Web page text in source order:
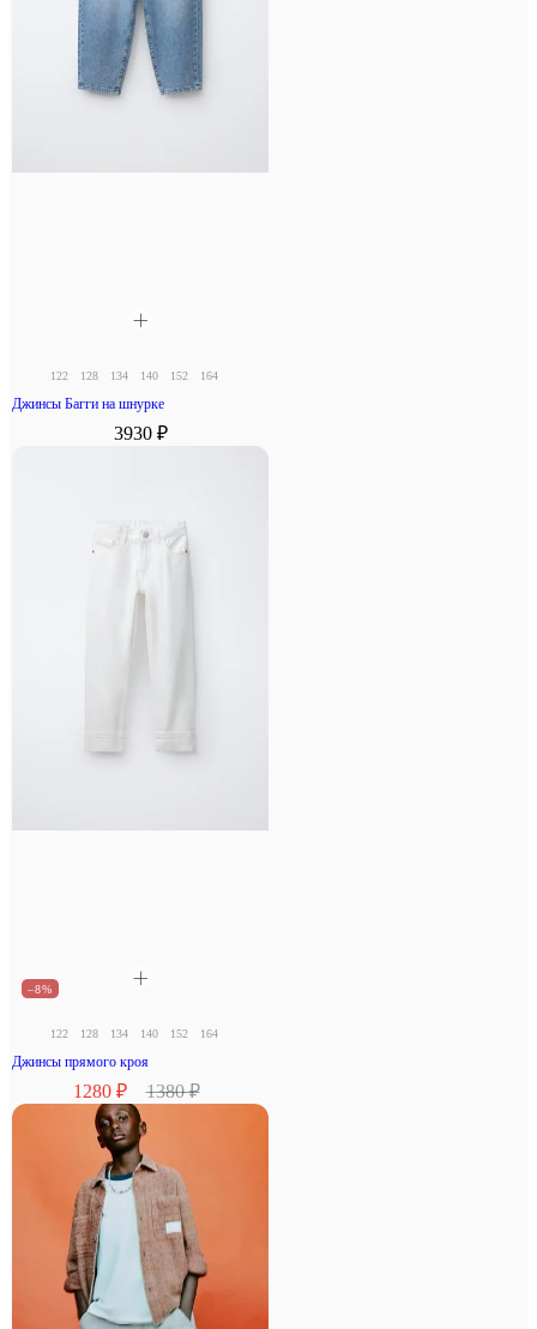
122 128 134 140 152 164
Джинсы Багги на шнурке
3930 ₽
–8%
122 128 134 140 152 164
Джинсы прямого кроя
1280 ₽ 1380 ₽